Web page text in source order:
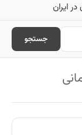
ایران
جستجو